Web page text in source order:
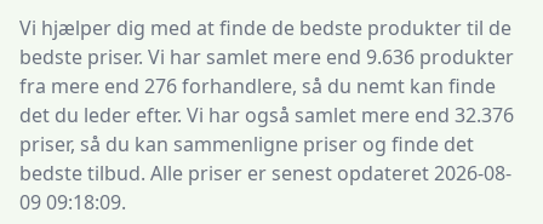
Vi hjælper dig med at finde de bedste produkter til de
bedste priser. Vi har samlet mere end 9.636 produkter
fra mere end 276 forhandlere, så du nemt kan finde
det du leder efter. Vi har også samlet mere end 32.376
priser, så du kan sammenligne priser og finde det
bedste tilbud. Alle priser er senest opdateret 2026-08-
09 09:18:09.